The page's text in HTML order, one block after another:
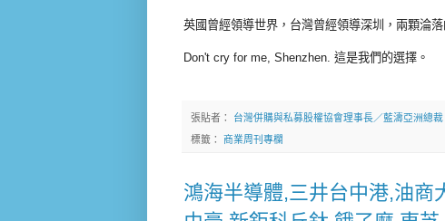
英國曾經領導世界，台灣曾經領導深圳，兩顆淪落
Don't cry for me, Shenzhen. 這是我們的選擇。
張貼者： 台灣併購與私募股權協會理事長／藍濤亞洲總
標籤： 商業周刊專欄
鴻海半導體,三井台中港,油商